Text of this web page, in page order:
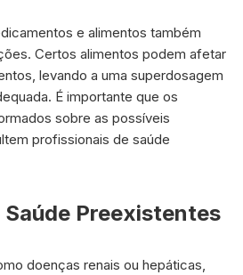
e alimentos também
Certos alimentos podem afetar
levando a uma superdosagem
É importante que os
sobre as possíveis
profissionais de saúde
Preexistentes
doenças renais ou hepáticas,